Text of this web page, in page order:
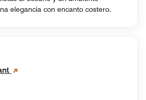
elegancia con encanto costero.